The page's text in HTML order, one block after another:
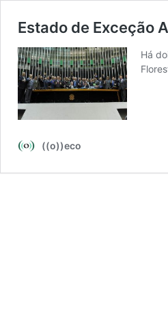
Estado de Exceção
Há
((o))eco